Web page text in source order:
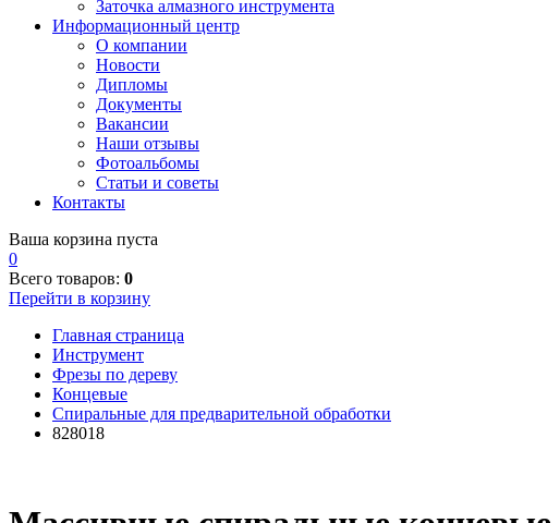
Заточка алмазного инструмента
Информационный центр
О компании
Новости
Дипломы
Документы
Вакансии
Наши отзывы
Фотоальбомы
Статьи и советы
Контакты
Ваша корзина пуста
0
Всего товаров: 0
Перейти в корзину
Главная страница
Инструмент
Фрезы по дереву
Концевые
Спиральные для предварительной обработки
828018